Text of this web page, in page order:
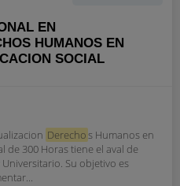
EN
HUMANOS EN
SOCIAL
Derechos Humanos en
de 300 Horas tiene el aval de
Su objetivo es